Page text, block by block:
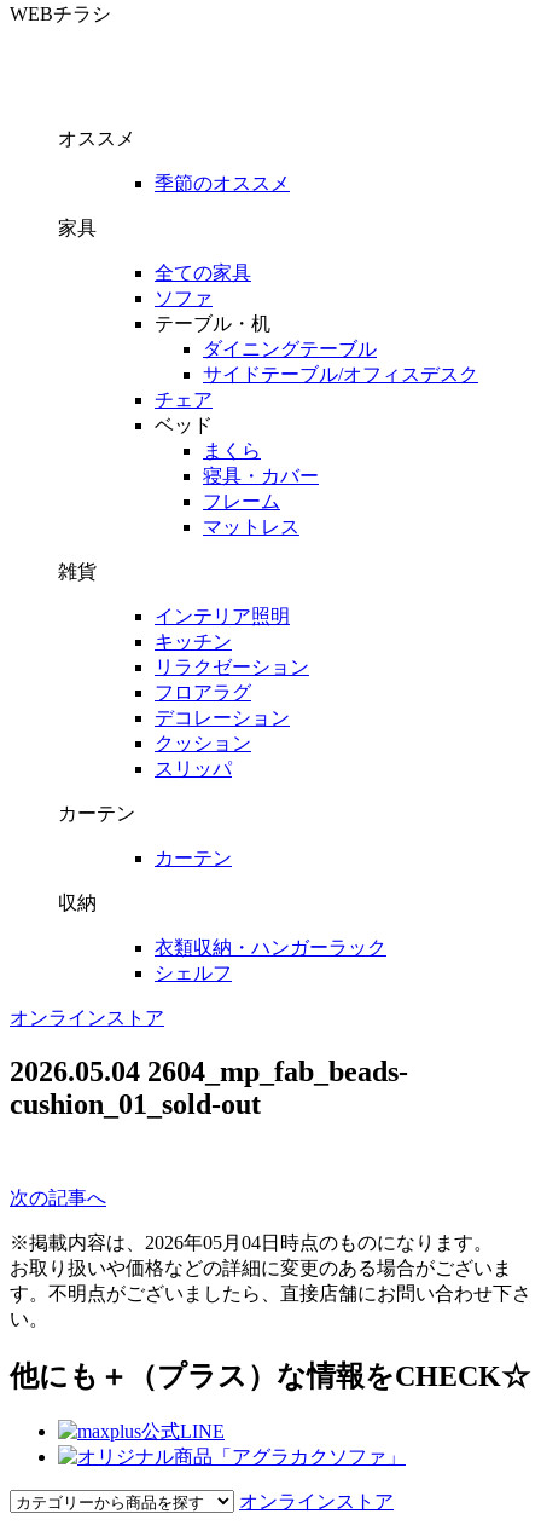
WEBチラシ
オススメ
季節のオススメ
家具
全ての家具
ソファ
テーブル・机
ダイニングテーブル
サイドテーブル/オフィスデスク
チェア
ベッド
まくら
寝具・カバー
フレーム
マットレス
雑貨
インテリア照明
キッチン
リラクゼーション
フロアラグ
デコレーション
クッション
スリッパ
カーテン
カーテン
収納
衣類収納・ハンガーラック
シェルフ
オンラインストア
2026.05.04 2604_mp_fab_beads-
cushion_01_sold-out
次の記事へ
※掲載内容は、2026年05月04日時点のものになります。
お取り扱いや価格などの詳細に変更のある場合がございま
す。不明点がございましたら、直接店舗にお問い合わせ下さ
い。
他にも＋（プラス）な情報をCHECK☆
オンラインストア